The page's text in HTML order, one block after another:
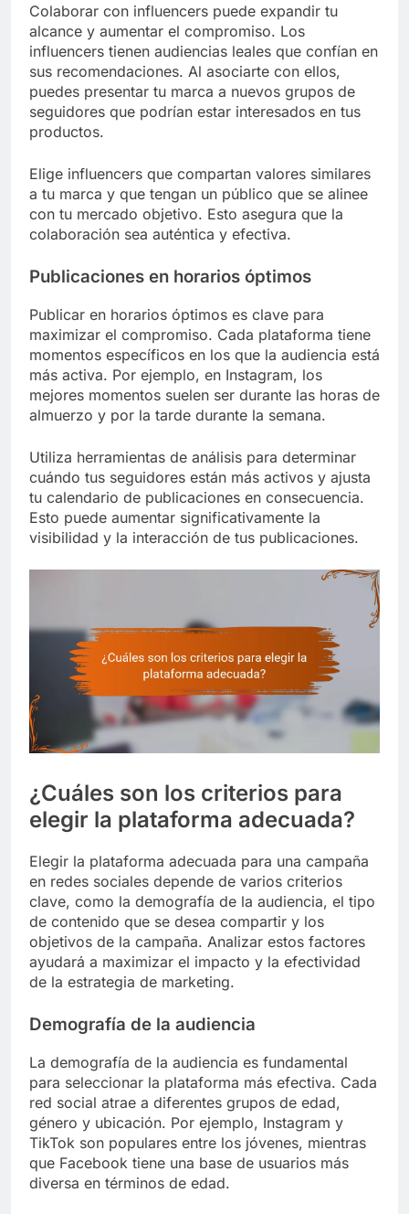
Colaborar con influencers puede expandir tu
alcance y aumentar el compromiso. Los
influencers tienen audiencias leales que confían en
sus recomendaciones. Al asociarte con ellos,
puedes presentar tu marca a nuevos grupos de
seguidores que podrían estar interesados en tus
productos.
Elige influencers que compartan valores similares
a tu marca y que tengan un público que se alinee
con tu mercado objetivo. Esto asegura que la
colaboración sea auténtica y efectiva.
Publicaciones en horarios óptimos
Publicar en horarios óptimos es clave para
maximizar el compromiso. Cada plataforma tiene
momentos específicos en los que la audiencia está
más activa. Por ejemplo, en Instagram, los
mejores momentos suelen ser durante las horas de
almuerzo y por la tarde durante la semana.
Utiliza herramientas de análisis para determinar
cuándo tus seguidores están más activos y ajusta
tu calendario de publicaciones en consecuencia.
Esto puede aumentar significativamente la
visibilidad y la interacción de tus publicaciones.
¿Cuáles son los criterios para
elegir la plataforma adecuada?
Elegir la plataforma adecuada para una campaña
en redes sociales depende de varios criterios
clave, como la demografía de la audiencia, el tipo
de contenido que se desea compartir y los
objetivos de la campaña. Analizar estos factores
ayudará a maximizar el impacto y la efectividad
de la estrategia de marketing.
Demografía de la audiencia
La demografía de la audiencia es fundamental
para seleccionar la plataforma más efectiva. Cada
red social atrae a diferentes grupos de edad,
género y ubicación. Por ejemplo, Instagram y
TikTok son populares entre los jóvenes, mientras
que Facebook tiene una base de usuarios más
diversa en términos de edad.